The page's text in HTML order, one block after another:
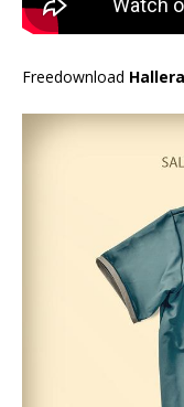
Freedownload